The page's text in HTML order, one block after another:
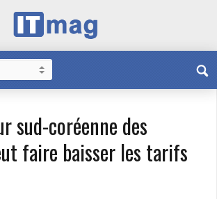
sud-coréenne des
faire baisser les tarifs